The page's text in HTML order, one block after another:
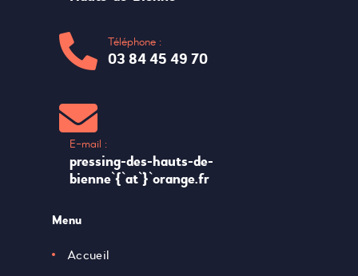
Téléphone :
03 84 45 49 70
E-mail :
pressing-des-hauts-de-
bienne`{`at`}`orange.fr
Menu
Accueil